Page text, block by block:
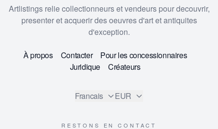
Artlistings relie collectionneurs et vendeurs pour decouvrir,
presenter et acquerir des oeuvres d'art et antiquites
d'exception.
À propos Contacter
Pour les concessionnaires
Juridique
Créateurs
Francais EUR
RESTONS EN CONTACT